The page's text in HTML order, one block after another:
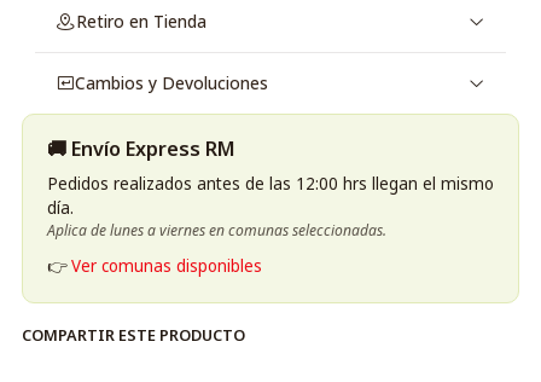
Fondo:cedro, vetiver y pachulí.
Retiro en Tienda
Cambios y Devoluciones
🚚 Envío Express RM
Pedidos realizados antes de las 12:00 hrs llegan el mismo
día.
Aplica de lunes a viernes en comunas seleccionadas.
👉Ver comunas disponibles
COMPARTIR ESTE PRODUCTO